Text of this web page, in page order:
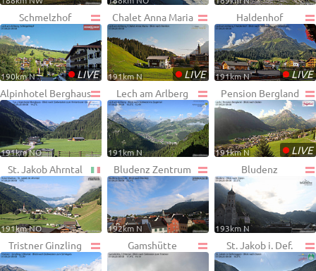
Schmelzhof
•LIVE
190km N
Chalet Anna Maria
•LIVE
191km N
Haldenhof
•LIVE
191km N
Alpinhotel Berghaus
191km NO
Lech am Arlberg
191km N
Pension Bergland
•LIVE
191km N
St. Jakob Ahrntal
191km NO
Bludenz Zentrum
192km N
Bludenz
193km N
Tristner Ginzling Gamshütte St. Jakob i. Def.